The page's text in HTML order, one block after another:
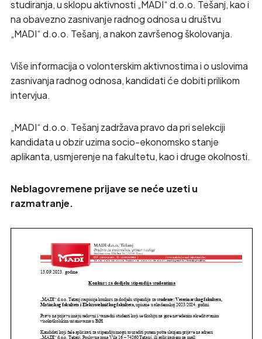
studiranja, u sklopu aktivnosti „MADI“ d.o.o. Tešanj, kao i
na obavezno zasnivanje radnog odnosa u društvu
„MADI“ d.o.o. Tešanj, a nakon završenog školovanja.
Više informacija o volonterskim aktivnostima i o uslovima
zasnivanja radnog odnosa, kandidati će dobiti prilikom
intervjua.
„MADI“ d.o.o. Tešanj zadržava pravo da pri selekciji
kandidata u obzir uzima socio-ekonomsko stanje
aplikanta, usmjerenje na fakultetu, kao i druge okolnosti.
Neblagovremene prijave se neće uzeti u
razmatranje.